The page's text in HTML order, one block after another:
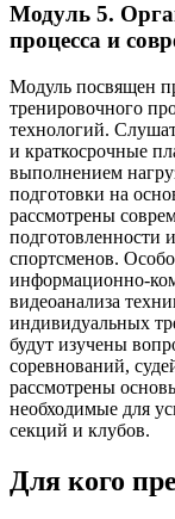
Модуль 5.
процесса и
Модуль посвящен
тренировочного
технологий.
и краткосрочные
выполнением
подготовки на
рассмотрены
подготовленности
спортсменов.
информационно-
видеоанализа
индивидуальных
будут изучены
соревнований,
рассмотрены
необходимые для
секций и клубов.
Для кого